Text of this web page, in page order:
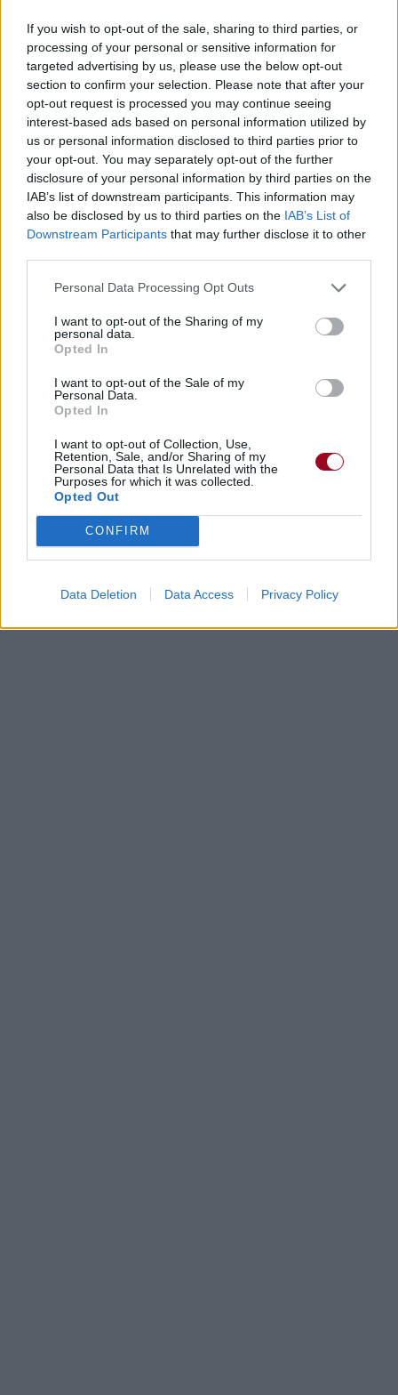
If you wish to opt-out of the sale, sharing to third parties, or
processing of your personal or sensitive information for
targeted advertising by us, please use the below opt-out
section to confirm your selection. Please note that after your
opt-out request is processed you may continue seeing
interest-based ads based on personal information utilized by
us or personal information disclosed to third parties prior to
your opt-out. You may separately opt-out of the further
disclosure of your personal information by third parties on the
IAB’s list of downstream participants. This information may
also be disclosed by us to third parties on the IAB’s List of
Downstream Participants that may further disclose it to other
Personal Data Processing Opt Outs
I want to opt-out of the Sharing of my
personal data.
Opted In
I want to opt-out of the Sale of my
Personal Data.
Opted In
I want to opt-out of Collection, Use,
Retention, Sale, and/or Sharing of my
Personal Data that Is Unrelated with the
Purposes for which it was collected.
Opted Out
CONFIRM
Data Deletion Data Access Privacy Policy